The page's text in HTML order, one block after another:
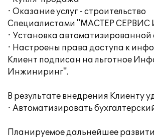
· Оказание услуг - строительство
Специалистами "МАСТЕР СЕРВИС
· Установка автоматизированной
· Настроены права доступа к
Клиент подписан на льготное
Инжиниринг".
В результате внедрения Клиенту
· Автоматизировать
Планируемое дальнейшее